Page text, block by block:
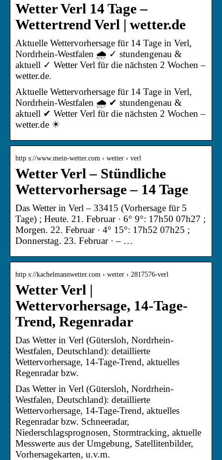
Wetter Verl 14 Tage –
Wettertrend Verl | wetter.de
Aktuelle Wettervorhersage für 14 Tage in Verl,
Nordrhein-Westfalen 🌧️ ✓ stundengenau &
aktuell ✓ Wetter Verl für die nächsten 2 Wochen –
wetter.de.
Aktuelle Wettervorhersage für 14 Tage in Verl,
Nordrhein-Westfalen 🌧️ ✔ stundengenau &
aktuell ✔ Wetter Verl für die nächsten 2 Wochen –
wetter.de ☀
http s://www.mein-wetter.com › wetter › verl
Wetter Verl – Stündliche
Wettervorhersage – 14 Tage
Das Wetter in Verl – 33415 (Vorhersage für 5
Tage) ; Heute. 21. Februar · 6° 9°: 17h50 07h27 ;
Morgen. 22. Februar · 4° 15°: 17h52 07h25 ;
Donnerstag. 23. Februar · – …
http s://kachelmannwetter.com › wetter › 2817576-verl
Wetter Verl |
Wettervorhersage, 14-Tage-
Trend, Regenradar
Das Wetter in Verl (Gütersloh, Nordrhein-
Westfalen, Deutschland): detaillierte
Wettervorhersage, 14-Tage-Trend, aktuelles
Regenradar bzw.
Das Wetter in Verl (Gütersloh, Nordrhein-
Westfalen, Deutschland): detaillierte
Wettervorhersage, 14-Tage-Trend, aktuelles
Regenradar bzw. Schneeradar,
Niederschlagsprognosen, Stormtracking, aktuelle
Messwerte aus der Umgebung, Satellitenbilder,
Vorhersagekarten, u.v.m.